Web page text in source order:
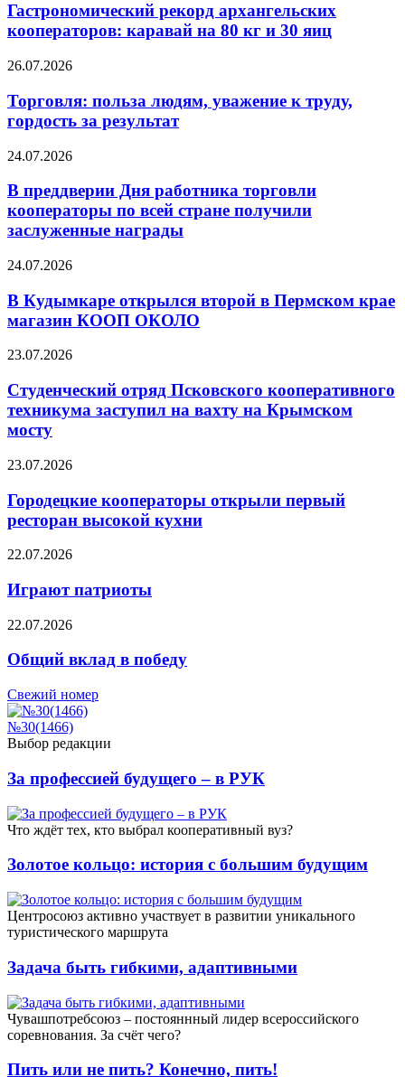
Гастрономический рекорд архангельских
кооператоров: каравай на 80 кг и 30 яиц
26.07.2026
Торговля: польза людям, уважение к труду,
гордость за результат
24.07.2026
В преддверии Дня работника торговли
кооператоры по всей стране получили
заслуженные награды
24.07.2026
В Кудымкаре открылся второй в Пермском крае
магазин КООП ОКОЛО
23.07.2026
Студенческий отряд Псковского кооперативного
техникума заступил на вахту на Крымском
мосту
23.07.2026
Городецкие кооператоры открыли первый
ресторан высокой кухни
22.07.2026
Играют патриоты
22.07.2026
Общий вклад в победу
Свежий номер
№30(1466)
Выбор редакции
За профессией будущего – в РУК
Что ждёт тех, кто выбрал кооперативный вуз?
Золотое кольцо: история с большим будущим
Центросоюз активно участвует в развитии уникального
туристического маршрута
Задача быть гибкими, адаптивными
Чувашпотребсоюз – постояннный лидер всероссийского
соревнования. За счёт чего?
Пить или не пить? Конечно, пить!